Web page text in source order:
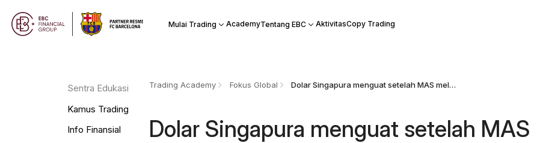
Mulai Trading AcademyTentang EBC AktivitasCopy Trading
Sentra Edukasi
Kamus Trading
Info Finansial
Trading Academy Fokus Global Dolar Singapura menguat setelah MAS melonggarkan kebijakan moneternya
Dolar Singapura menguat setelah MAS